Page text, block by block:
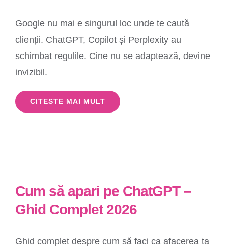
Google nu mai e singurul loc unde te caută
clienții. ChatGPT, Copilot și Perplexity au
schimbat regulile. Cine nu se adaptează, devine
invizibil.
CITESTE MAI MULT
Cum să apari pe ChatGPT –
Ghid Complet 2026
Ghid complet despre cum să faci ca afacerea ta